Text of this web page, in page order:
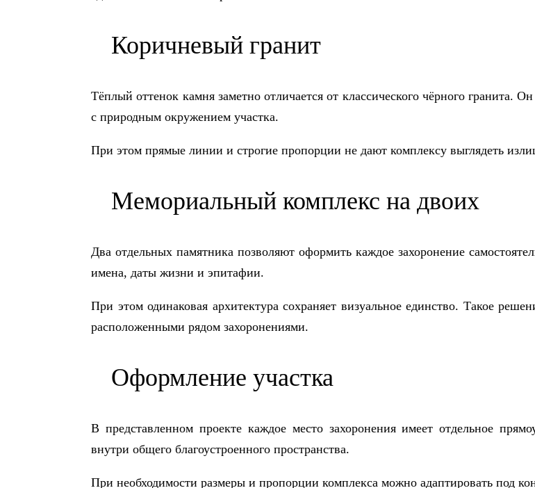
Коричневый гранит
Тёплый оттенок камня заметно отличается от классического чёрного гранита.
с природным окружением участка.
При этом прямые линии и строгие пропорции не дают комплексу выглядеть
Мемориальный комплекс на двоих
Два отдельных памятника позволяют оформить каждое захоронение
имена, даты жизни и эпитафии.
При этом одинаковая архитектура сохраняет визуальное единство. Такое
расположенными рядом захоронениями.
Оформление участка
В представленном проекте каждое место захоронения имеет отдельное
внутри общего благоустроенного пространства.
При необходимости размеры и пропорции комплекса можно адаптировать под